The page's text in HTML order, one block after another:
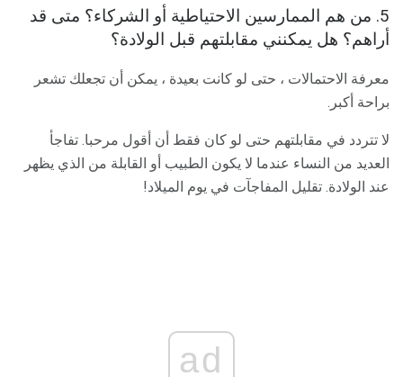
5. من هم الممارسين الاحتياطية أو الشركاء؟ متى قد
أراهم؟ هل يمكنني مقابلتهم قبل الولادة؟
معرفة الاحتمالات ، حتى لو كانت بعيدة ، يمكن أن تجعلك تشعر
براحة أكبر.
لا تتردد في مقابلتهم حتى لو كان فقط أن أقول مرحبا. تفاجأ
العديد من النساء عندما لا يكون الطبيب أو القابلة من الذي يظهر
عند الولادة. تقليل المفاجآت في يوم الميلاد!
ad